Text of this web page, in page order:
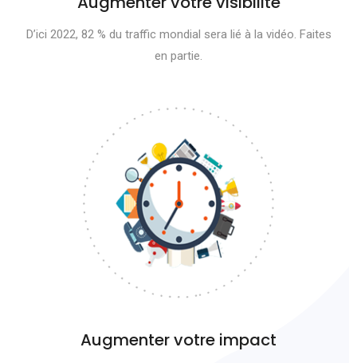
D’ici 2022, 82 % du traffic mondial sera lié à la vidéo. Faites
en partie.
Augmenter votre impact